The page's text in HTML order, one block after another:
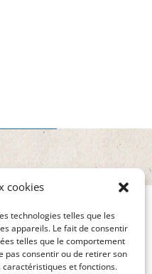
cookies
technologies telles que les
appareils. Le fait de consentir
telles que le comportement
pas consentir ou de retirer son
et fonctions.